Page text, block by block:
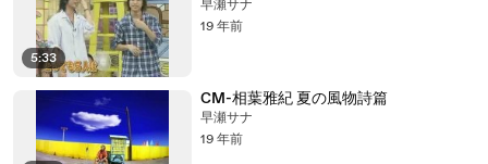
5:33
早瀬サナ
19 年前
CM-相葉雅紀 夏の風物詩篇
早瀬サナ
19 年前